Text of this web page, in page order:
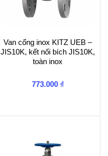
Van cổng inox KITZ UEB –
JIS10K, kết nối bích JIS10K,
toàn inox
773.000 ₫